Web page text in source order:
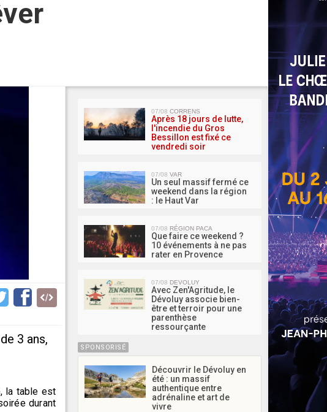
3 ans,
la table est
durant
MA
07/08 CORRENS
Après 18 jours de lutte,
l'incendie du Gros
Bessillon est fixé ce
vendredi soir
07/08 VAR
Un seul massif fermé ce
weekend dans la région
: le Haut Var
07/08 RÉGION PACA
Que faire ce weekend ?
10 événements à ne pas
rater en Provence
07/08 DEVOLUY
Avec Zen'Agritude, le
Dévoluy associe bien-
être et terroir pour une
parenthèse
ressourçante
SPONSORISÉ
Découvrir le Dévoluy en
été : un massif
authentique entre
adrénaline et art de
vivre